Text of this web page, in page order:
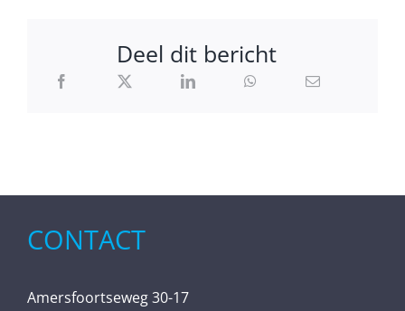
Deel dit bericht
CONTACT
Amersfoortseweg 30-17